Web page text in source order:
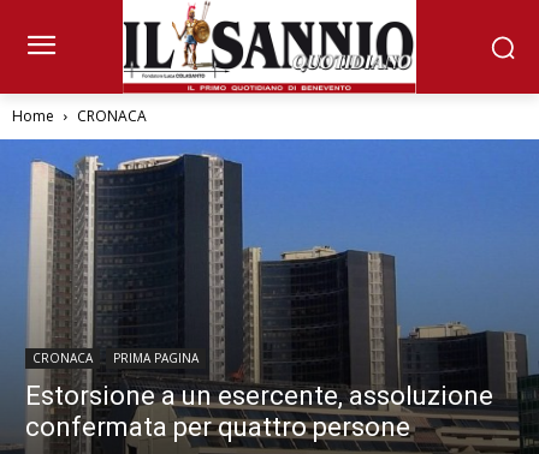
Home CRONACA
CRONACA PRIMA PAGINA
Estorsione a un esercente, assoluzione
confermata per quattro persone